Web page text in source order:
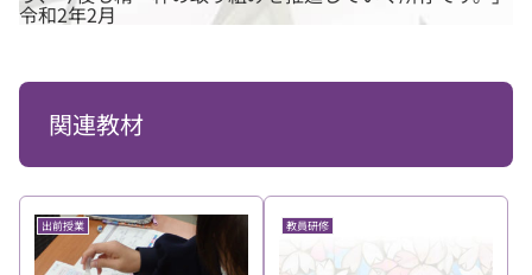
令和2年2月
関連教材
出前授業 教員研修